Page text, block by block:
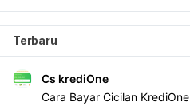
Terbaru
Cs krediOne
Cara Bayar Cicilan KrediOne